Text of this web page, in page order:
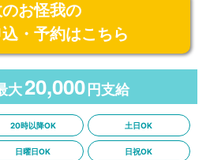
お怪我の
・予約はこちら
大20,000 円支給
20時以降OK 土日OK
日曜日OK 日祝OK